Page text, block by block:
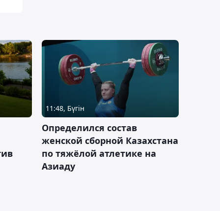
11:48, Бүгін
Определился состав
женской сборной Казахстана
по тяжёлой атлетике на
Азиаду